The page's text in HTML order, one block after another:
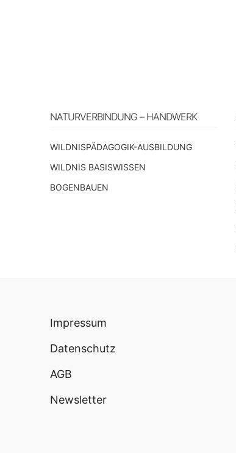
NATURVERBINDUNG – HANDWERK
WILDNISPÄDAGOGIK-AUSBILDUNG
WILDNIS BASISWISSEN
BOGENBAUEN
Impressum
Datenschutz
AGB
Newsletter